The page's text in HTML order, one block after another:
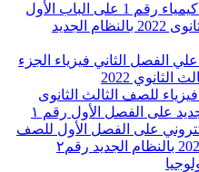
اختبار الكتروني كيمياء رقم 1 على الباب الأول
الجديد
علي الفصل الثاني فيزياء الجزء
الثانوي 2022
فيزياء للصف الثالث الثانوى
على الفصل الأول للصف